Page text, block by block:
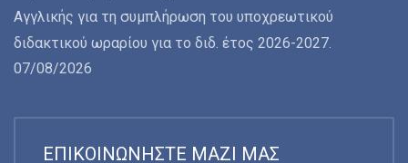
Αγγλικής για τη συμπλήρωση του υποχρεωτικού
διδακτικού ωραρίου για το διδ. έτος 2026-2027.
07/08/2026
ΕΠΙΚΟΙΝΩΝΉΣΤΕ ΜΑΖΊ ΜΑΣ